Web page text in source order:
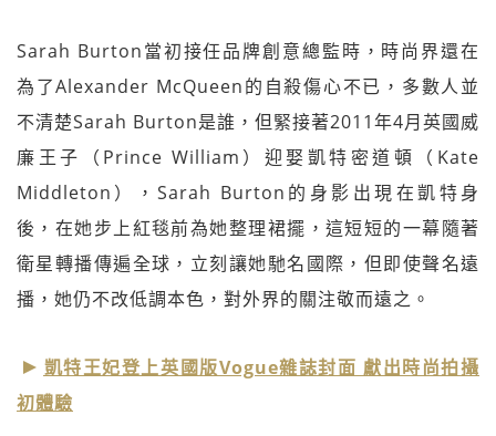
Sarah Burton當初接任品牌創意總監時，時尚界還在
為了Alexander McQueen的自殺傷心不已，多數人並
不清楚Sarah Burton是誰，但緊接著2011年4月英國威
廉王子（Prince William）迎娶凱特密道頓（Kate
Middleton），Sarah Burton的身影出現在凱特身
後，在她步上紅毯前為她整理裙擺，這短短的一幕隨著
衛星轉播傳遍全球，立刻讓她馳名國際，但即使聲名遠
播，她仍不改低調本色，對外界的關注敬而遠之。
凱特王妃登上英國版Vogue雜誌封面 獻出時尚拍攝
初體驗